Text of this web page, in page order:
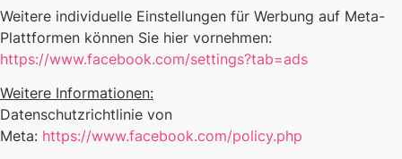
Weitere individuelle Einstellungen für Werbung auf Meta-
Plattformen können Sie hier vornehmen:
https://www.facebook.com/settings?tab=ads
Weitere Informationen:
Datenschutzrichtlinie von
Meta: https://www.facebook.com/policy.php